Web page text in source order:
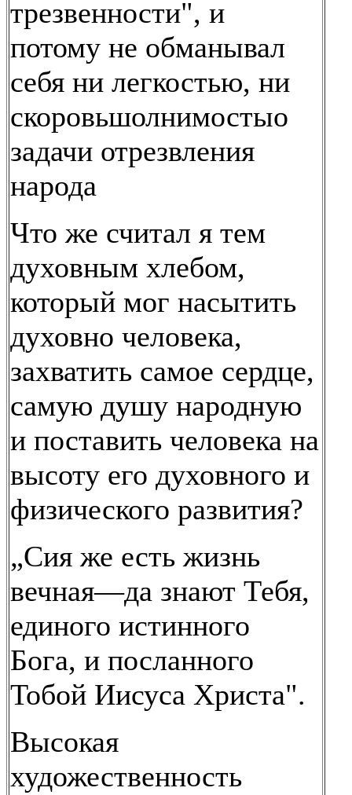
трезвенности", и
потому не обманывал
себя ни легкостью, ни
скоровьшолнимостыо
задачи отрезвления
народа
Что же считал я тем
духовным хлебом,
который мог насытить
духовно человека,
захватить самое сердце,
самую душу народную
и поставить человека на
высоту его духовного и
физического развития?
„Сия же есть жизнь
вечная—да знают Тебя,
единого истинного
Бога, и посланного
Тобой Иисуса Христа".
Высокая
художественность